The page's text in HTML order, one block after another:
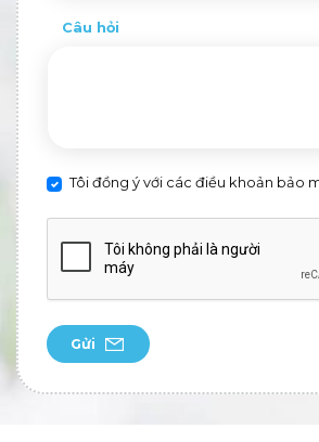
Câu hỏi
Tôi đồng ý với các điều khoản bảo
Gửi